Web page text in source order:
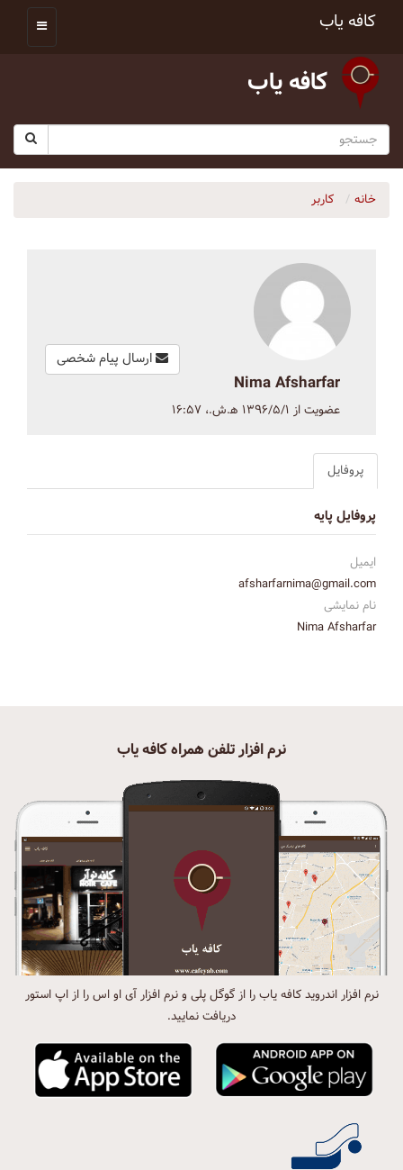
کافه یاب
کافه یاب
خانه کاربر
Nima Afsharfar
عضویت از ۱۳۹۶/۵/۱ ه‍.ش.،‏ ۱۶:۵۷
پروفایل
پروفایل پایه
ایمیل
afsharfarnima@gmail.com
نام نمایشی
Nima Afsharfar
نرم افزار تلفن همراه کافه یاب
نرم افزار اندروید کافه یاب را از گوگل پلی و نرم افزار آی او اس را از اپ استور
دریافت نمایید.